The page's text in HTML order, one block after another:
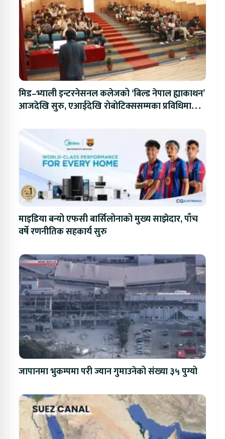
मिड–भ्याली इन्टरनेसनल कलेजको ‘बिल्ड नेपाल ह्याकाथन’
आजदेखि सुरु, एआईदेखि रोबोटिक्ससम्मका प्रविधिमा
माइडिया बन्यो एफसी बार्सिलोनाको मुख्य साझेदार, पाँच
वर्षे रणनीतिक सहकार्य सुरु
जापानमा भुकम्पमा परी ज्यान गुमाउनेको संख्या ३५ पुग्यो